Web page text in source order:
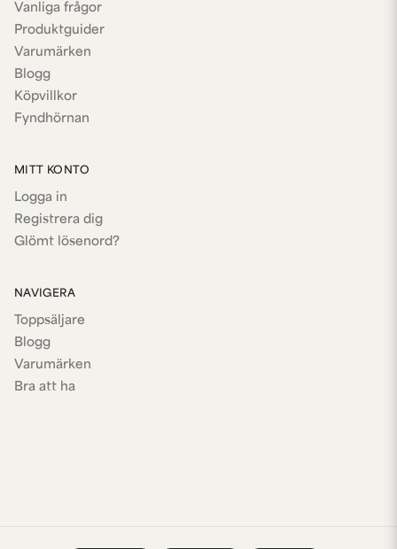
Vanliga frågor
Produktguider
Varumärken
Blogg
Köpvillkor
Fyndhörnan
MITT KONTO
Logga in
Registrera dig
Glömt lösenord?
NAVIGERA
Toppsäljare
Blogg
Varumärken
Bra att ha